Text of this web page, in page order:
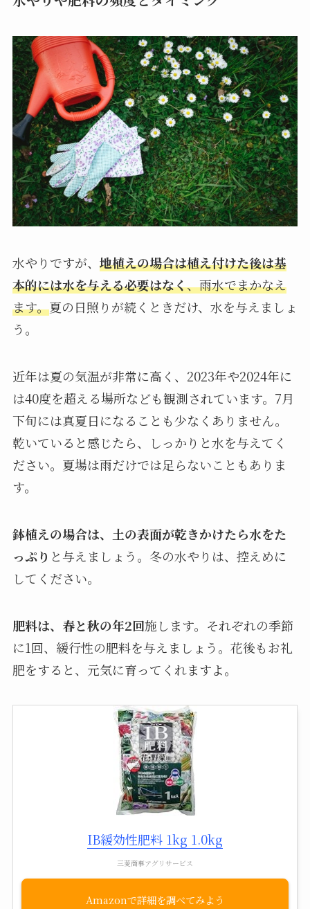
水やりですが、 地植えの場合は植え付けた後は基
本的には水を与える必要はなく、雨水でまかなえ
ます。夏の日照りが続くときだけ、水を与えましょ
う。
近年は夏の気温が非常に高く、2023年や2024年に
は40度を超える場所なども観測されています。7月
下旬には真夏日になることも少なくありません。
乾いていると感じたら、しっかりと水を与えてく
ださい。夏場は雨だけでは足らないこともありま
す。
鉢植えの場合は、土の表面が乾きかけたら水をた
っぷり と与えましょう。冬の水やりは、控えめに
してください。
肥料は、春と秋の年2回施します。それぞれの季節
に1回、緩行性の肥料を与えましょう。花後もお礼
肥をすると、元気に育ってくれますよ。
IB緩効性肥料 1kg 1.0kg
三菱商事アグリサービス
Amazon